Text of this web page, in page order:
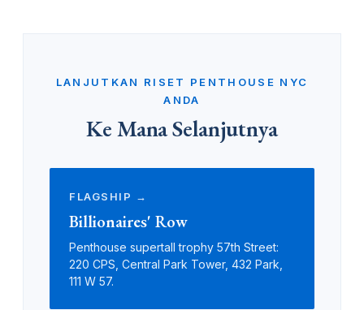
LANJUTKAN RISET PENTHOUSE NYC
ANDA
Ke Mana Selanjutnya
FLAGSHIP →
Billionaires' Row
Penthouse supertall trophy 57th Street:
220 CPS, Central Park Tower, 432 Park,
111 W 57.